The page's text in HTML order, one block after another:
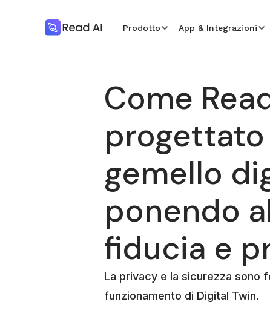
Prodotto App & Integrazioni
Come
progettato
gemello
ponendo
fiducia e
La privacy e la sicurezza sono
funzionamento di Digital Twin.